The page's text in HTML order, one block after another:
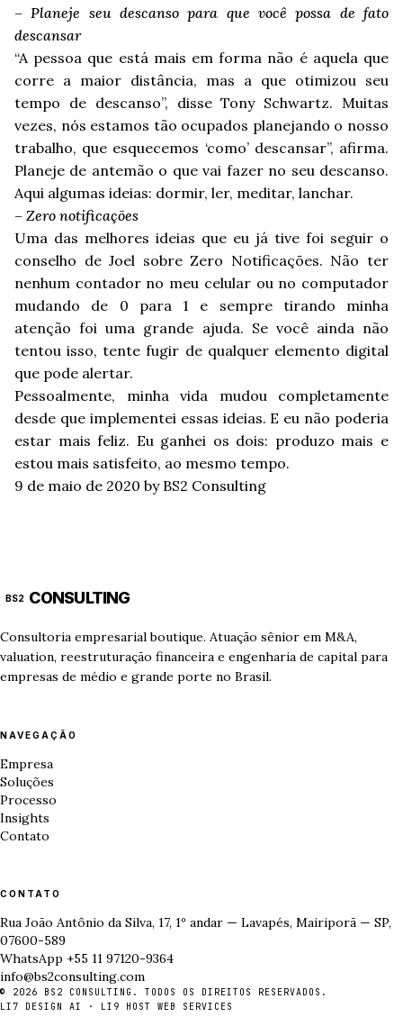
– Planeje seu descanso para que você possa de fato
descansar
“A pessoa que está mais em forma não é aquela que
corre a maior distância, mas a que otimizou seu
tempo de descanso”, disse Tony Schwartz. Muitas
vezes, nós estamos tão ocupados planejando o nosso
trabalho, que esquecemos ‘como’ descansar”, afirma.
Planeje de antemão o que vai fazer no seu descanso.
Aqui algumas ideias: dormir, ler, meditar, lanchar.
– Zero notificações
Uma das melhores ideias que eu já tive foi seguir o
conselho de Joel sobre Zero Notificações. Não ter
nenhum contador no meu celular ou no computador
mudando de 0 para 1 e sempre tirando minha
atenção foi uma grande ajuda. Se você ainda não
tentou isso, tente fugir de qualquer elemento digital
que pode alertar.
Pessoalmente, minha vida mudou completamente
desde que implementei essas ideias. E eu não poderia
estar mais feliz. Eu ganhei os dois: produzo mais e
estou mais satisfeito, ao mesmo tempo.
9 de maio de 2020 by BS2 Consulting
BS2 CONSULTING
Consultoria empresarial boutique. Atuação sênior em M&A,
valuation, reestruturação financeira e engenharia de capital para
empresas de médio e grande porte no Brasil.
NAVEGAÇÃO
Empresa
Soluções
Processo
Insights
Contato
CONTATO
Rua João Antônio da Silva, 17, 1º andar — Lavapés, Mairiporã — SP,
07600-589
WhatsApp +55 11 97120-9364
info@bs2consulting.com
© 2026 BS2 CONSULTING. TODOS OS DIREITOS RESERVADOS.
LI7 DESIGN AI
· LI9 HOST WEB SERVICES